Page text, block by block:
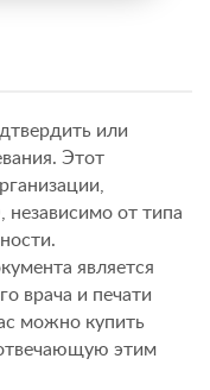
или
Этот
от типа
является
врача и печати
можно купить
этим